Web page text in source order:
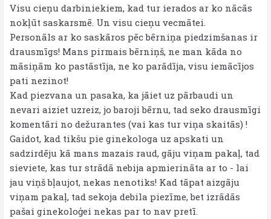
Visu cieņu darbiniekiem, kad tur ierados ar ko nācās
nokļūt saskarsmē. Un visu cieņu vecmātei.
Personāls ar ko saskāros pēc bērniņa piedzimšanas ir
drausmīgs! Mans pirmais bērniņš, ne man kāda no
māsiņām ko pastāstīja, ne ko parādīja, visu iemācījos
pati nezinot!
Kad piezvana un pasaka, ka jāiet uz pārbaudi un
nevari aiziet uzreiz, jo baroji bērnu, tad seko drausmīgi
komentāri no dežurantes (vai kas tur viņa skaitās) !
Gaidot, kad tikšu pie ginekologa uz apskati un
sadzirdēju kā mans mazais raud, gāju viņam pakaļ, tad
sieviete, kas tur strādā nebija apmierināta ar to - lai
jau viņš bļaujot, nekas nenotiks! Kad tāpat aizgāju
viņam pakaļ, tad sekoja debila piezīme, bet izrādās
pašai ginekoloģei nekas par to nav pretī.